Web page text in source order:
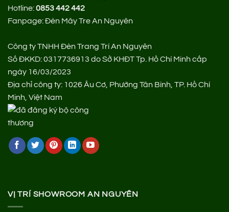
Hotline:0853 442 442
Fanpage:Đèn Mây Tre An Nguyên
Công ty TNHH Đèn Trang Trí An Nguyên
Số ĐKKD: 0317736913 do Sở KHĐT Tp. Hồ Chí Minh cấp
ngày 16/03/2023
Địa chỉ công ty: 1026 Âu Cơ, Phường Tân Bình, TP. Hồ Chí
Minh, Việt Nam
VỊ TRÍ SHOWROOM AN NGUYÊN